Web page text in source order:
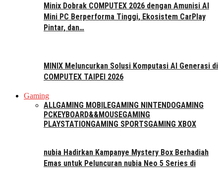
Minix Dobrak COMPUTEX 2026 dengan Amunisi AI
Mini PC Berperforma Tinggi, Ekosistem CarPlay
Pintar, dan…
MINIX Meluncurkan Solusi Komputasi AI Generasi di
COMPUTEX TAIPEI 2026
Gaming
ALLGAMING MOBILEGAMING NINTENDOGAMING
PCKEYBOARD&&MOUSEGAMING
PLAYSTATIONGAMING SPORTSGAMING XBOX
nubia Hadirkan Kampanye Mystery Box Berhadiah
Emas untuk Peluncuran nubia Neo 5 Series di